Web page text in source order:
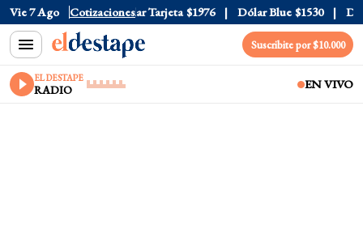
Vie 7 Ago Cotizaciones
Oficial $1520 Dólar Tarjeta $1976 Dólar Blue $1530
Suscribite por $10.000
EL DESTAPE
RADIO EN VIVO